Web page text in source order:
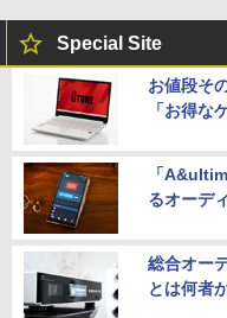
Special Site
お値段そ
「お得な
「
るオーデ
総合オー
とは何者